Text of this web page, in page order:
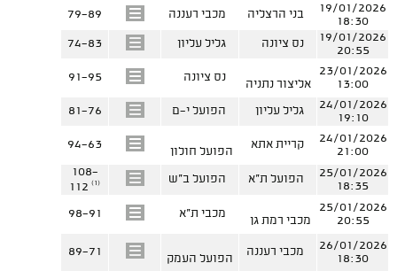
19/01/2026
18:30
בני הרצליה מכבי רעננה
79-89
19/01/2026
20:55
נס ציונה גליל עליון 74-83
23/01/2026
13:00
אליצור נתניה
נס ציונה 91-95
24/01/2026
19:10
גליל עליון הפועל י-ם 81-76
24/01/2026
21:00
קריית אתא
הפועל חולון
94-63
25/01/2026
18:35
הפועל ת"א הפועל ב"ש
108-
112(1)
25/01/2026
20:55
מכבי רמת גן
מכבי ת"א 98-91
26/01/2026
18:30
מכבי רעננה
הפועל העמק
89-71